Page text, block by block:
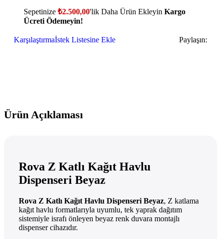
Sepetinize ₺2.500,00'lik Daha Ürün Ekleyin Kargo
Ücreti Ödemeyin!
Karşılaştırmaİstek Listesine Ekle Paylaşın:
Ürün Açıklaması
Rova Z Katlı Kağıt Havlu
Dispenseri Beyaz
Rova Z Katlı Kağıt Havlu Dispenseri Beyaz, Z katlama
kağıt havlu formatlarıyla uyumlu, tek yaprak dağıtım
sistemiyle israfı önleyen beyaz renk duvara montajlı
dispenser cihazıdır.